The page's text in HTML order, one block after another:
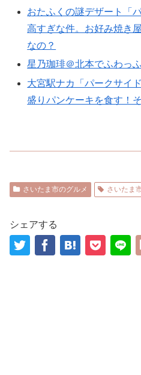
おたふくの謎デザート「
高すぎな件。お好み焼き
なの？
星乃珈琲＠北本でふわっ
大宮駅ナカ「パークサイ
盛りパンケーキを食す！
さいたま市のグルメ さいたま
シェアする